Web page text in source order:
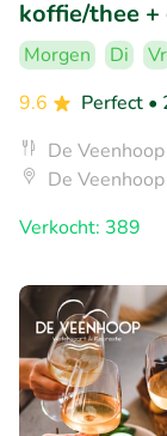
koffie/thee +
Morgen Di
Vr
9.6
Perfect •
De
De
Verkocht: 389